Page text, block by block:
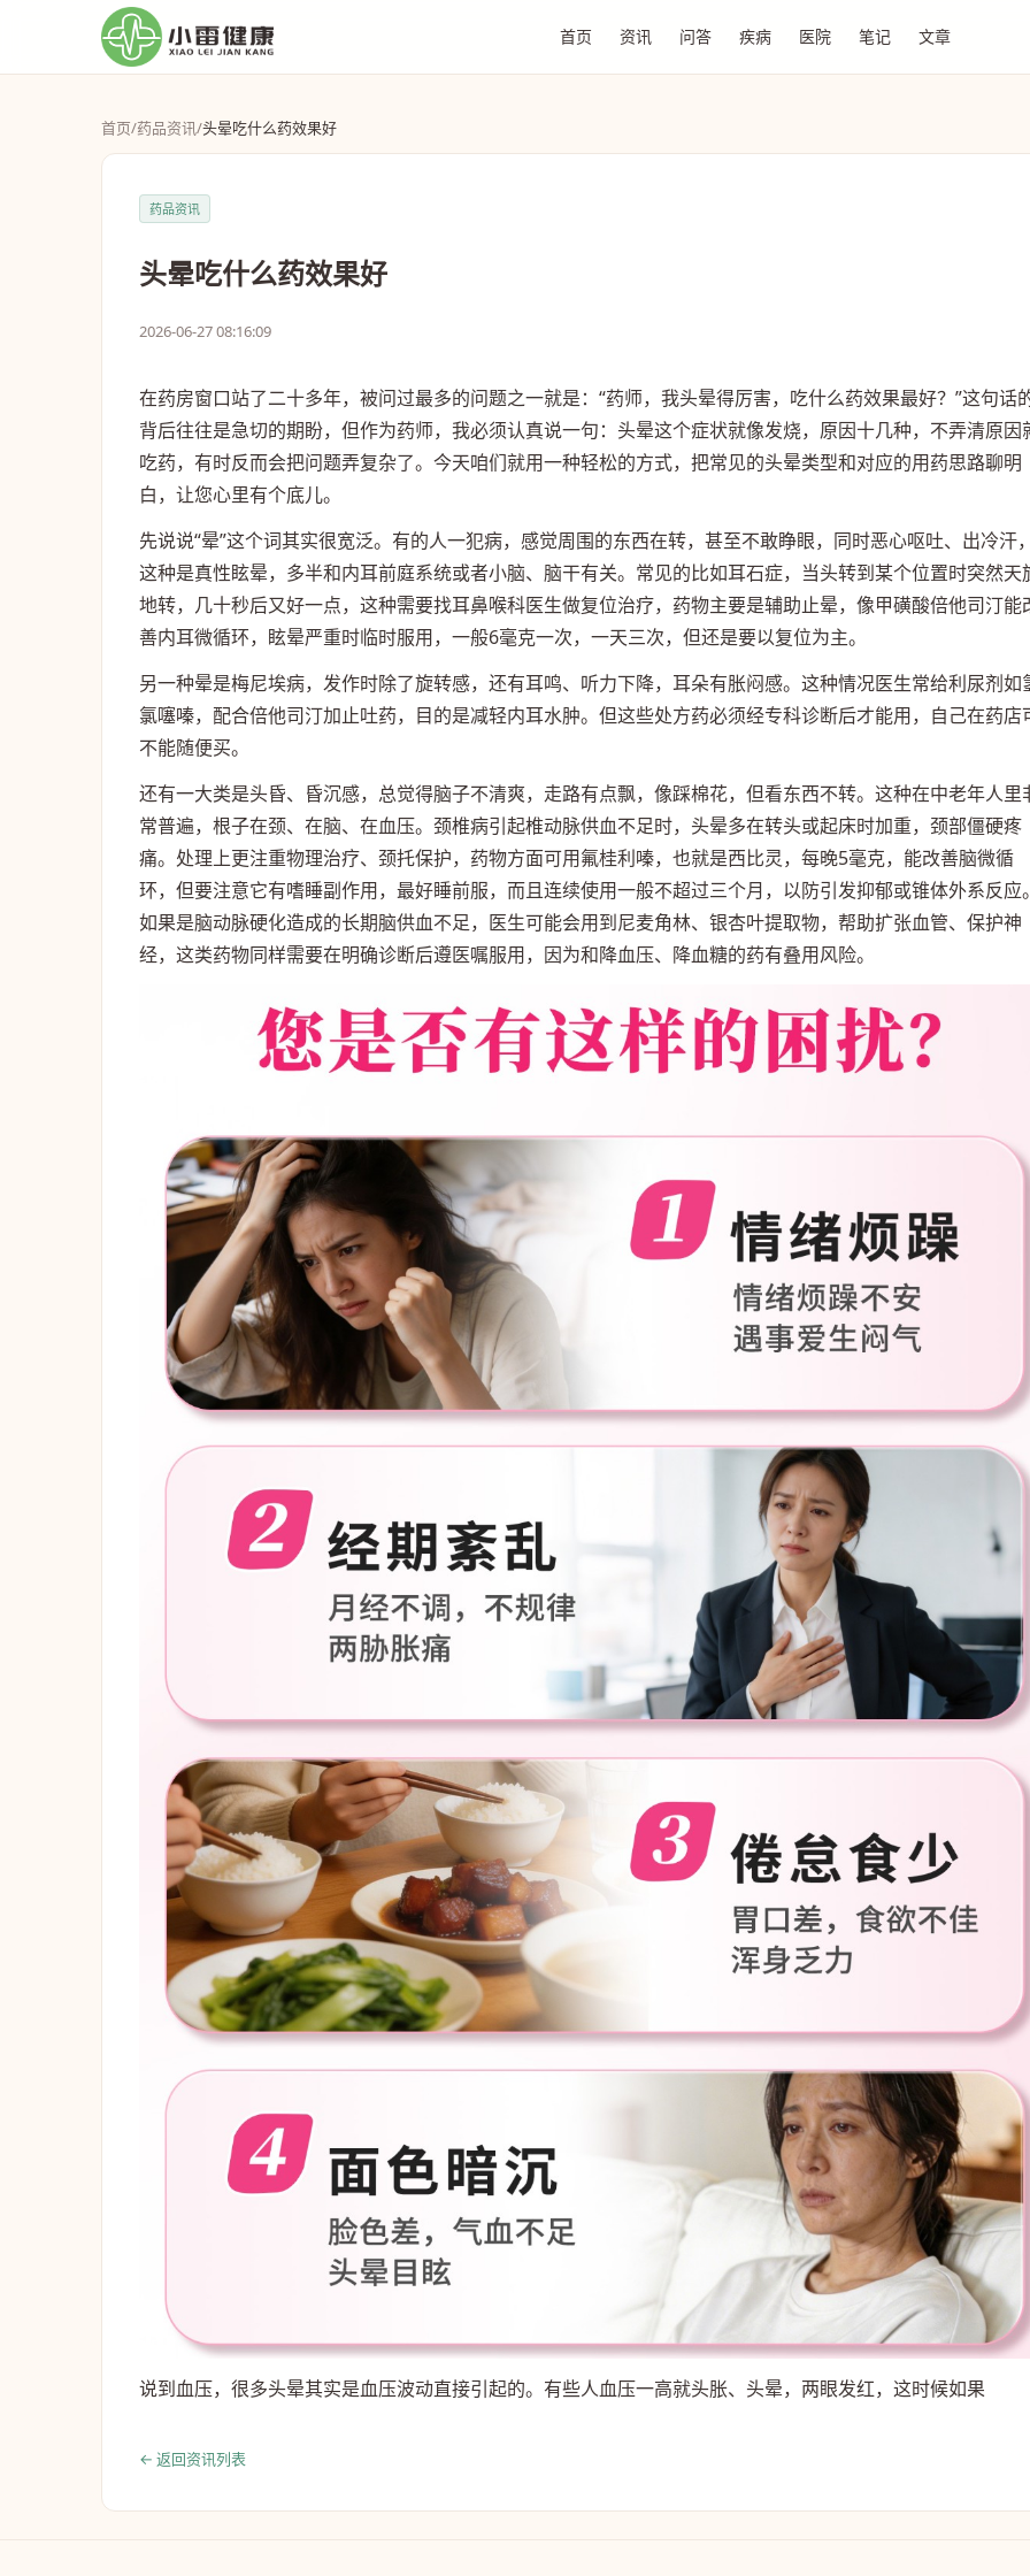
首页 资讯 问答 疾病 医院 笔记 文章
首页/药品资讯/头晕吃什么药效果好
药品资讯
头晕吃什么药效果好
2026-06-27 08:16:09
在药房窗口站了二十多年，被问过最多的问题之一就是：“药师，我头晕得厉害，吃什么药效果最好？”这句话
背后往往是急切的期盼，但作为药师，我必须认真说一句：头晕这个症状就像发烧，原因十几种，不弄清原因
吃药，有时反而会把问题弄复杂了。今天咱们就用一种轻松的方式，把常见的头晕类型和对应的用药思路聊明
白，让您心里有个底儿。
先说说“晕”这个词其实很宽泛。有的人一犯病，感觉周围的东西在转，甚至不敢睁眼，同时恶心呕吐、出冷汗，
这种是真性眩晕，多半和内耳前庭系统或者小脑、脑干有关。常见的比如耳石症，当头转到某个位置时突然天
地转，几十秒后又好一点，这种需要找耳鼻喉科医生做复位治疗，药物主要是辅助止晕，像甲磺酸倍他司汀能
善内耳微循环，眩晕严重时临时服用，一般6毫克一次，一天三次，但还是要以复位为主。
另一种晕是梅尼埃病，发作时除了旋转感，还有耳鸣、听力下降，耳朵有胀闷感。这种情况医生常给利尿剂如
氯噻嗪，配合倍他司汀加止吐药，目的是减轻内耳水肿。但这些处方药必须经专科诊断后才能用，自己在药店
不能随便买。
还有一大类是头昏、昏沉感，总觉得脑子不清爽，走路有点飘，像踩棉花，但看东西不转。这种在中老年人里
常普遍，根子在颈、在脑、在血压。颈椎病引起椎动脉供血不足时，头晕多在转头或起床时加重，颈部僵硬疼
痛。处理上更注重物理治疗、颈托保护，药物方面可用氟桂利嗪，也就是西比灵，每晚5毫克，能改善脑微循
环，但要注意它有嗜睡副作用，最好睡前服，而且连续使用一般不超过三个月，以防引发抑郁或锥体外系反应。
如果是脑动脉硬化造成的长期脑供血不足，医生可能会用到尼麦角林、银杏叶提取物，帮助扩张血管、保护神
经，这类药物同样需要在明确诊断后遵医嘱服用，因为和降血压、降血糖的药有叠用风险。
说到血压，很多头晕其实是血压波动直接引起的。有些人血压一高就头胀、头晕，两眼发红，这时候如果
← 返回资讯列表